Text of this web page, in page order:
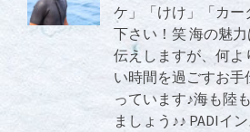
ケ」「けけ」「カ
下さい！笑 海の魅
伝えしますが、何よ
い時間を過ごすお
っています♪海も陸
ましょう♪♪ PADIイ